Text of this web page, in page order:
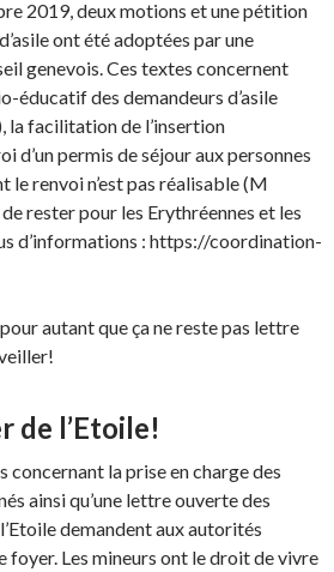
2019, deux motions et une pétition
ont été adoptées par une
genevois. Ces textes concernent
éducatif des demandeurs d’asile
la facilitation de l’insertion
d’un permis de séjour aux personnes
le renvoi n’est pas réalisable (M
rester pour les Erythréennes et les
d’informations : https://coordination-
autant que ça ne reste pas lettre
de l’Etoile!
concernant la prise en charge des
ainsi qu’une lettre ouverte des
demandent aux autorités
foyer. Les mineurs ont le droit de vivre